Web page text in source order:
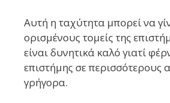
Αυτή η ταχύτητα μπορεί να
ορισμένους τομείς της
είναι δυνητικά καλό γιατί
επιστήμης σε περισσότερους
γρήγορα.